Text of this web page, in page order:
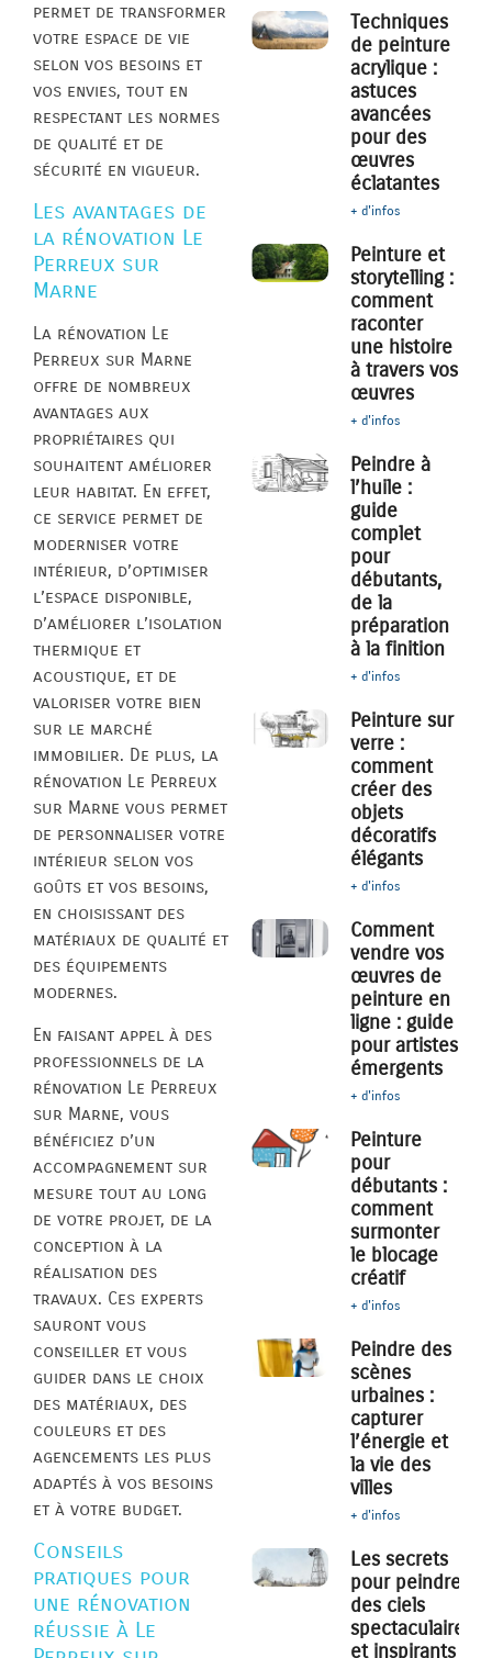
permet de transformer
votre espace de vie
selon vos besoins et
vos envies, tout en
respectant les normes
de qualité et de
sécurité en vigueur.
Les avantages de
la rénovation Le
Perreux sur
Marne
La rénovation Le
Perreux sur Marne
offre de nombreux
avantages aux
propriétaires qui
souhaitent améliorer
leur habitat. En effet,
ce service permet de
moderniser votre
intérieur, d’optimiser
l’espace disponible,
d’améliorer l’isolation
thermique et
acoustique, et de
valoriser votre bien
sur le marché
immobilier. De plus, la
rénovation Le Perreux
sur Marne vous permet
de personnaliser votre
intérieur selon vos
goûts et vos besoins,
en choisissant des
matériaux de qualité et
des équipements
modernes.
En faisant appel à des
professionnels de la
rénovation Le Perreux
sur Marne, vous
bénéficiez d’un
accompagnement sur
mesure tout au long
de votre projet, de la
conception à la
réalisation des
travaux. Ces experts
sauront vous
conseiller et vous
guider dans le choix
des matériaux, des
couleurs et des
agencements les plus
adaptés à vos besoins
et à votre budget.
Conseils
pratiques pour
une rénovation
réussie à Le
Techniques
de peinture
acrylique :
astuces
avancées
pour des
œuvres
éclatantes
+ d'infos
Peinture et
storytelling :
comment
raconter
une histoire
à travers vos
œuvres
+ d'infos
Peindre à
l’huile :
guide
complet
pour
débutants,
de la
préparation
à la finition
+ d'infos
Peinture sur
verre :
comment
créer des
objets
décoratifs
élégants
+ d'infos
Comment
vendre vos
œuvres de
peinture en
ligne : guide
pour artistes
émergents
+ d'infos
Peinture
pour
débutants :
comment
surmonter
le blocage
créatif
+ d'infos
Peindre des
scènes
urbaines :
capturer
l’énergie et
la vie des
villes
+ d'infos
Les secrets
pour peindre
des ciels
spectaculaires
et inspirants